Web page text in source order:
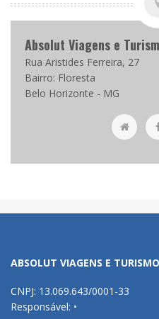
Absolut Viagens e
Rua Aristides Ferreira, 27
Bairro: Floresta
Belo Horizonte - MG
ABSOLUT VIAGENS E TURISMO
CNPJ: 13.069.643/0001-33
Responsável: •